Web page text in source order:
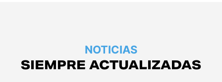
NOTICIAS
SIEMPRE ACTUALIZADAS